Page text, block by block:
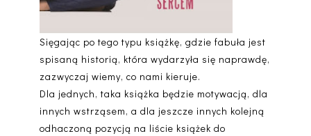
Sięgając po tego typu książkę, gdzie fabuła jest
spisaną historią, która wydarzyła się naprawdę,
zazwyczaj wiemy, co nami kieruje.
Dla jednych, taka książka będzie motywacją, dla
innych wstrząsem, a dla jeszcze innych kolejną
odhaczoną pozycją na liście książek do